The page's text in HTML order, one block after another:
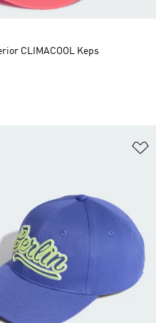
CLIMACOOL Keps